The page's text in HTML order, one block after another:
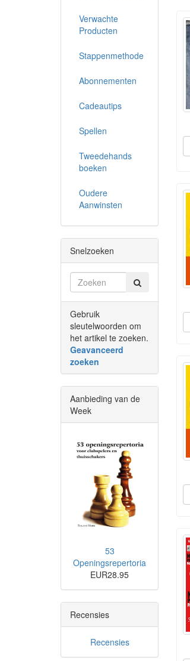
Verwachte
Producten
Stappenmethode
Abonnementen
Cadeautips
Spellen
Tweedehands
boeken
Oudere
Aanwinsten
Snelzoeken
Gebruik
sleutelwoorden om
het artikel te zoeken.
Geavanceerd
zoeken
Aanbieding van de
Week
53
Openingsrepertoria
EUR28.95
Recensies
Recensies